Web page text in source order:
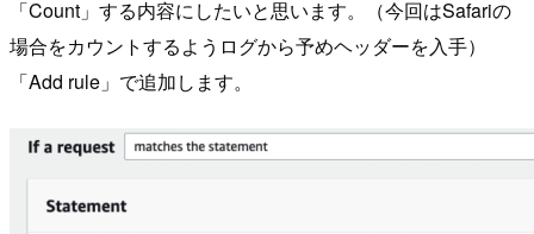
「Count」する内容にしたいと思います。（今回はSafariの
場合をカウントするようログから予めヘッダーを入手）
「Add rule」で追加します。